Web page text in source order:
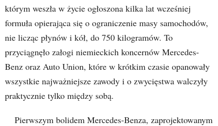
którym weszła w życie ogłoszona kilka lat wcześniej
formuła opierająca się o ograniczenie masy samochodów,
nie licząc płynów i kół, do 750 kilogramów. To
przyciągnęło załogi niemieckich koncernów Mercedes-
Benz oraz Auto Union, które w krótkim czasie opanowały
wszystkie najważniejsze zawody i o zwycięstwa walczyły
praktycznie tylko między sobą.
Pierwszym bolidem Mercedes-Benza, zaprojektowanym